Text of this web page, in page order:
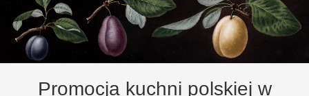
Promocja kuchni polskiej w